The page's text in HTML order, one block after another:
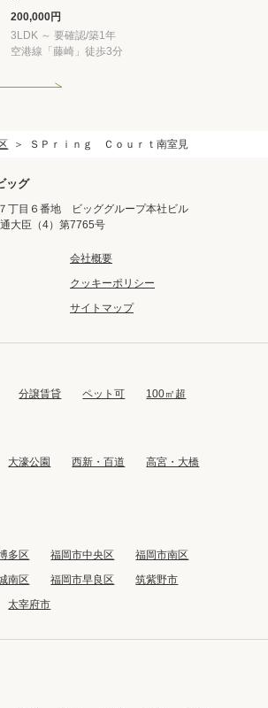
200,000円
3LDK ～ 要確認/築1年
空港線「藤崎」徒歩3分
ＳＰｒｉｎｇ Ｃｏｕｒｔ南室見
ッグ
丁目６番地 ビッググループ本社ビル
大臣（4）第7765号
会社概要
クッキーポリシー
サイトマップ
分譲賃貸 ペット可 100㎡超
大濠公園 西新・百道
高宮・大橋
多区 福岡市中央区
福岡市南区
南区 福岡市早良区
筑紫野市
太宰府市